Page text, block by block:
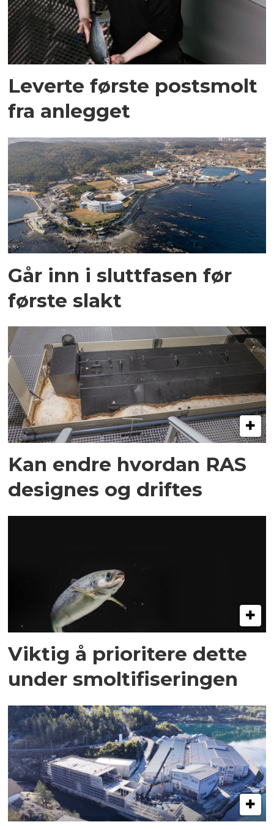
Leverte første postsmolt
fra anlegget
Går inn i sluttfasen før
første slakt
Kan endre hvordan RAS
designes og driftes
Viktig å prioritere dette
under smoltifiseringen